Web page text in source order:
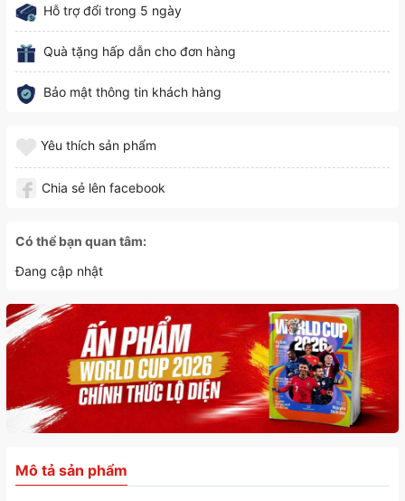
Hỗ trợ đổi trong 5 ngày
Quà tặng hấp dẫn cho đơn hàng
Bảo mật thông tin khách hàng
Yêu thích sản phẩm
Chia sẻ lên facebook
Có thể bạn quan tâm:
Đang cập nhật
Mô tả sản phẩm